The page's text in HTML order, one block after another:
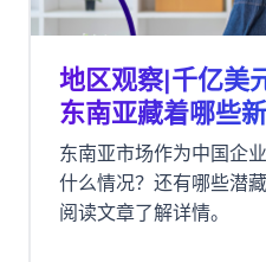
地区观察|千亿美
东南亚藏着哪些新
东南亚市场作为中国企
什么情况？还有哪些潜
阅读文章了解详情。